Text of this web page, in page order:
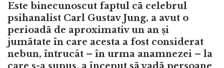
Este binecunoscut faptul cã celebrul
psihanalist Carl Gustav Jung, a avut o
perioadã de aproximativ un an și
jumãtate în care acesta a fost considerat
nebun, întrucât – în urma anamnezei – la